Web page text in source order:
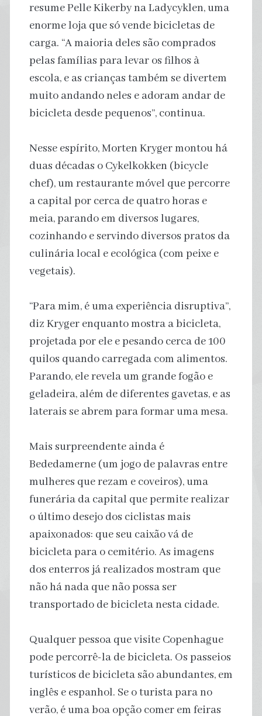
resume Pelle Kikerby na Ladycyklen, uma
enorme loja que só vende bicicletas de
carga. “A maioria deles são comprados
pelas famílias para levar os filhos à
escola, e as crianças também se divertem
muito andando neles e adoram andar de
bicicleta desde pequenos”, continua.
Nesse espírito, Morten Kryger montou há
duas décadas o Cykelkokken (bicycle
chef), um restaurante móvel que percorre
a capital por cerca de quatro horas e
meia, parando em diversos lugares,
cozinhando e servindo diversos pratos da
culinária local e ecológica (com peixe e
vegetais).
“Para mim, é uma experiência disruptiva”,
diz Kryger enquanto mostra a bicicleta,
projetada por ele e pesando cerca de 100
quilos quando carregada com alimentos.
Parando, ele revela um grande fogão e
geladeira, além de diferentes gavetas, e as
laterais se abrem para formar uma mesa.
Mais surpreendente ainda é
Bededamerne (um jogo de palavras entre
mulheres que rezam e coveiros), uma
funerária da capital que permite realizar
o último desejo dos ciclistas mais
apaixonados: que seu caixão vá de
bicicleta para o cemitério. As imagens
dos enterros já realizados mostram que
não há nada que não possa ser
transportado de bicicleta nesta cidade.
Qualquer pessoa que visite Copenhague
pode percorrê-la de bicicleta. Os passeios
turísticos de bicicleta são abundantes, em
inglês e espanhol. Se o turista para no
verão, é uma boa opção comer em feiras